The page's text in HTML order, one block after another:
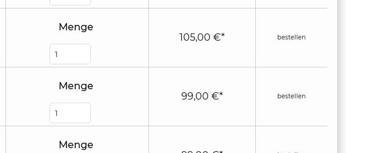
Menge
105,00 €*
bestellen
Menge
99,00 €*
bestellen
Menge